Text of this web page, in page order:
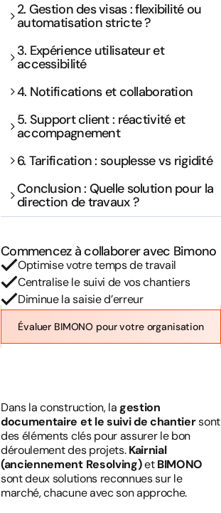
Dans la construction, la gestion
documentaire et le suivi de chantier sont
des éléments clés pour assurer le bon
déroulement des projets. Kairnial
(anciennement Resolving) et BIMONO
sont deux solutions reconnues sur le
marché, chacune avec son approche.
2. Gestion des visas : flexibilité ou
automatisation stricte ?
3. Expérience utilisateur et
accessibilité
4. Notifications et collaboration
5. Support client : réactivité et
accompagnement
6. Tarification : souplesse vs rigidité
Conclusion : Quelle solution pour la
direction de travaux ?
Commencez à collaborer avec Bimono
Optimise votre temps de travail
Centralise le suivi de vos chantiers
Diminue la saisie d’erreur
Évaluer BIMONO pour votre organisation